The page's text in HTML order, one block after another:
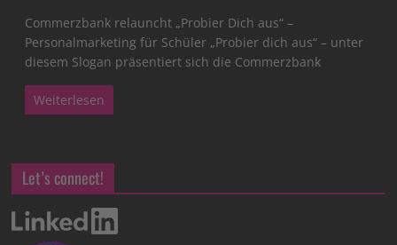
Commerzbank relauncht „Probier Dich aus“ –
Personalmarketing für Schüler „Probier dich aus“ – unter
diesem Slogan präsentiert sich die Commerzbank
Weiterlesen
Let’s connect!